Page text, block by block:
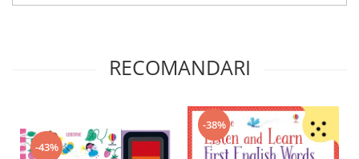
RECOMANDARI
-43%
-38%